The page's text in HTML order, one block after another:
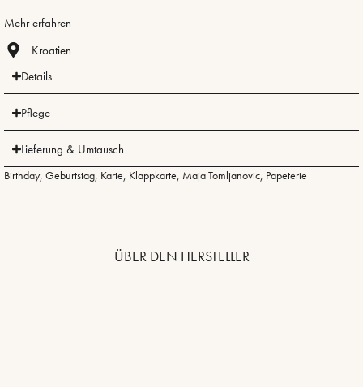
Mehr erfahren
Kroatien
Details
Pflege
Lieferung & Umtausch
Birthday, Geburtstag, Karte, Klappkarte, Maja Tomljanovic, Papeterie
ÜBER DEN HERSTELLER